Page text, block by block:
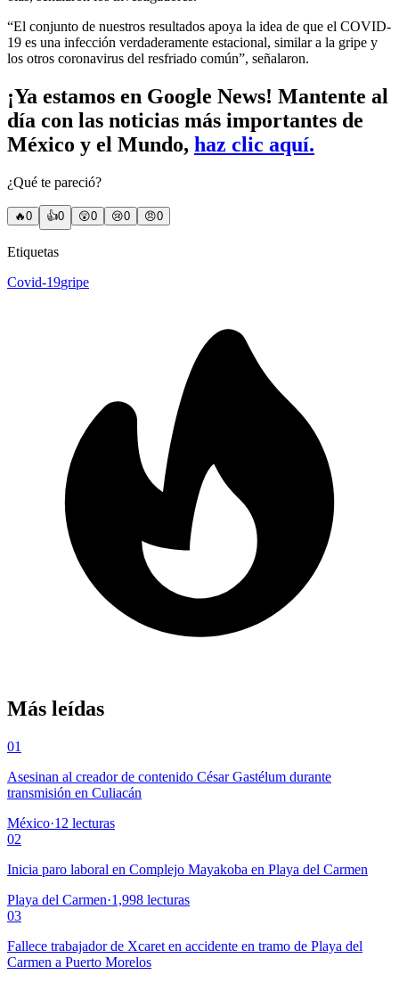
“El conjunto de nuestros resultados apoya la idea de que el COVID-
19 es una infección verdaderamente estacional, similar a la gripe y
los otros coronavirus del resfriado común”, señalaron.
¡Ya estamos en Google News! Mantente al
día con las noticias más importantes de
México y el Mundo, haz clic aquí.
¿Qué te pareció?
🔥0 👍0 😲0 😢0 😠0
Etiquetas
Covid-19gripe
Más leídas
01
Asesinan al creador de contenido César Gastélum durante
transmisión en Culiacán
México·12 lecturas
02
Inicia paro laboral en Complejo Mayakoba en Playa del Carmen
Playa del Carmen·1,998 lecturas
03
Fallece trabajador de Xcaret en accidente en tramo de Playa del
Carmen a Puerto Morelos